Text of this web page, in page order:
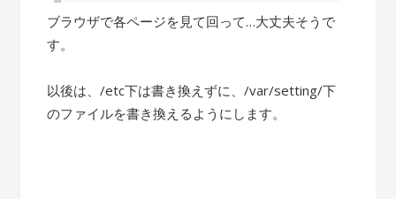
ブラウザで各ページを見て回って…大丈夫そうで
す。
以後は、/etc下は書き換えずに、/var/setting/下
のファイルを書き換えるようにします。